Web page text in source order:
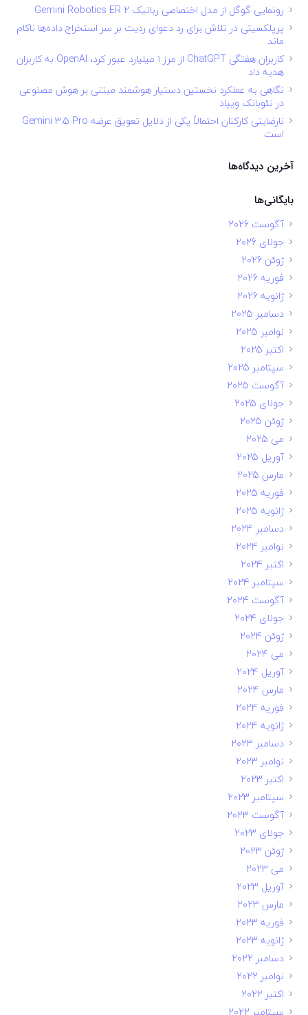
رونمایی گوگل از مدل اختصاصی رباتیک Gemini Robotics ER 2
پرپلکسیتی در تلاش برای رد دعوای ردیت بر سر استخراج داده‌ها ناکام
ماند
کاربران هفتگی ChatGPT از مرز ۱ میلیارد عبور کرد، OpenAI به کاربران
هدیه داد
نگاهی به عملکرد نخستین دستیار هوشمند مبتنی بر هوش مصنوعی
در نئوبانک ویپاد
نارضایتی کارکنان احتمالاً یکی از دلایل تعویق عرضه Gemini 3.5 Pro
است
آخرین دیدگاه‌ها
بایگانی‌ها
آگوست 2026
جولای 2026
ژوئن 2026
فوریه 2026
ژانویه 2026
دسامبر 2025
نوامبر 2025
اکتبر 2025
سپتامبر 2025
آگوست 2025
جولای 2025
ژوئن 2025
می 2025
آوریل 2025
مارس 2025
فوریه 2025
ژانویه 2025
دسامبر 2024
نوامبر 2024
اکتبر 2024
سپتامبر 2024
آگوست 2024
جولای 2024
ژوئن 2024
می 2024
آوریل 2024
مارس 2024
فوریه 2024
ژانویه 2024
دسامبر 2023
نوامبر 2023
اکتبر 2023
سپتامبر 2023
آگوست 2023
جولای 2023
ژوئن 2023
می 2023
آوریل 2023
مارس 2023
فوریه 2023
ژانویه 2023
دسامبر 2022
نوامبر 2022
اکتبر 2022